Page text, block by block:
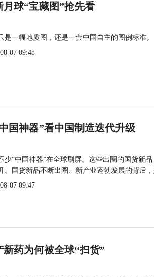
月球“宝藏图”抢先看
是一幅地质图，还是一套中国自主的图例标准。
07 09:48
国神器”看中国制造迭代升级
少“中国神器”在全球刷屏。这些出圈的国货新
。国货新品不断出圈、新产业蓬勃发展的背后，
07 09:47
新药为何被全球“扫货”